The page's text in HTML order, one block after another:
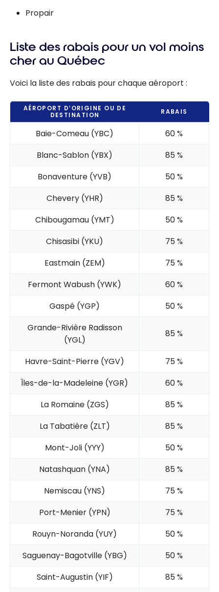
Propair
Liste des rabais pour un vol moins
cher au Québec
Voici la liste des rabais pour chaque aéroport :
AÉROPORT D’ORIGINE OU DE
DESTINATION
RABAIS
Baie-Comeau (YBC)
60 %
Blanc-Sablon (YBX)
85 %
Bonaventure (YVB)
50 %
Chevery (YHR)
85 %
Chibougamau (YMT)
50 %
Chisasibi (YKU)
75 %
Eastmain (ZEM)
75 %
Fermont Wabush (YWK)
60 %
Gaspé (YGP)
50 %
Grande-Rivière Radisson
(YGL)
85 %
Havre-Saint-Pierre (YGV)
75 %
Îles-de-la-Madeleine (YGR)
60 %
La Romaine (ZGS)
85 %
La Tabatière (ZLT)
85 %
Mont-Joli (YYY)
50 %
Natashquan (YNA)
85 %
Nemiscau (YNS)
75 %
Port-Menier (YPN)
75 %
Rouyn-Noranda (YUY)
50 %
Saguenay-Bagotville (YBG)
50 %
Saint-Augustin (YIF)
85 %